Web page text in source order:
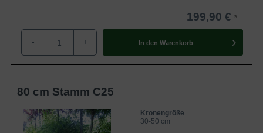
199,90 €
- + In den Warenkorb
80 cm Stamm C25
Kronengröße
30-50 cm